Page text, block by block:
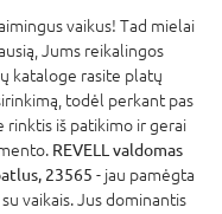
vaikus! Tad mielai
Jums reikalingos
kataloge rasite platų
todėl perkant pas
rinktis iš patikimo ir gerai
REVELL valdomas
23565 - jau pamėgta
vaikais. Jus dominantis